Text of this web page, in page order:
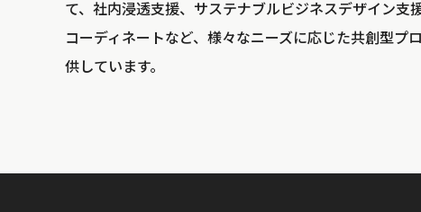
て、社内浸透支援、サステナブルビジネスデザイン支
コーディネートなど、様々なニーズに応じた共創型プ
供しています。